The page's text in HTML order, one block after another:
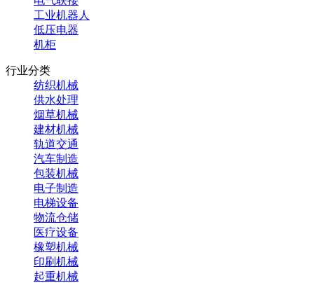
工业机器人
低压电器
机柜
行业分类
纺织机械
供水处理
烟草机械
建材机械
轨道交通
汽车制造
包装机械
电子制造
电梯设备
物流仓储
医疗设备
橡塑机械
印刷机械
起重机械